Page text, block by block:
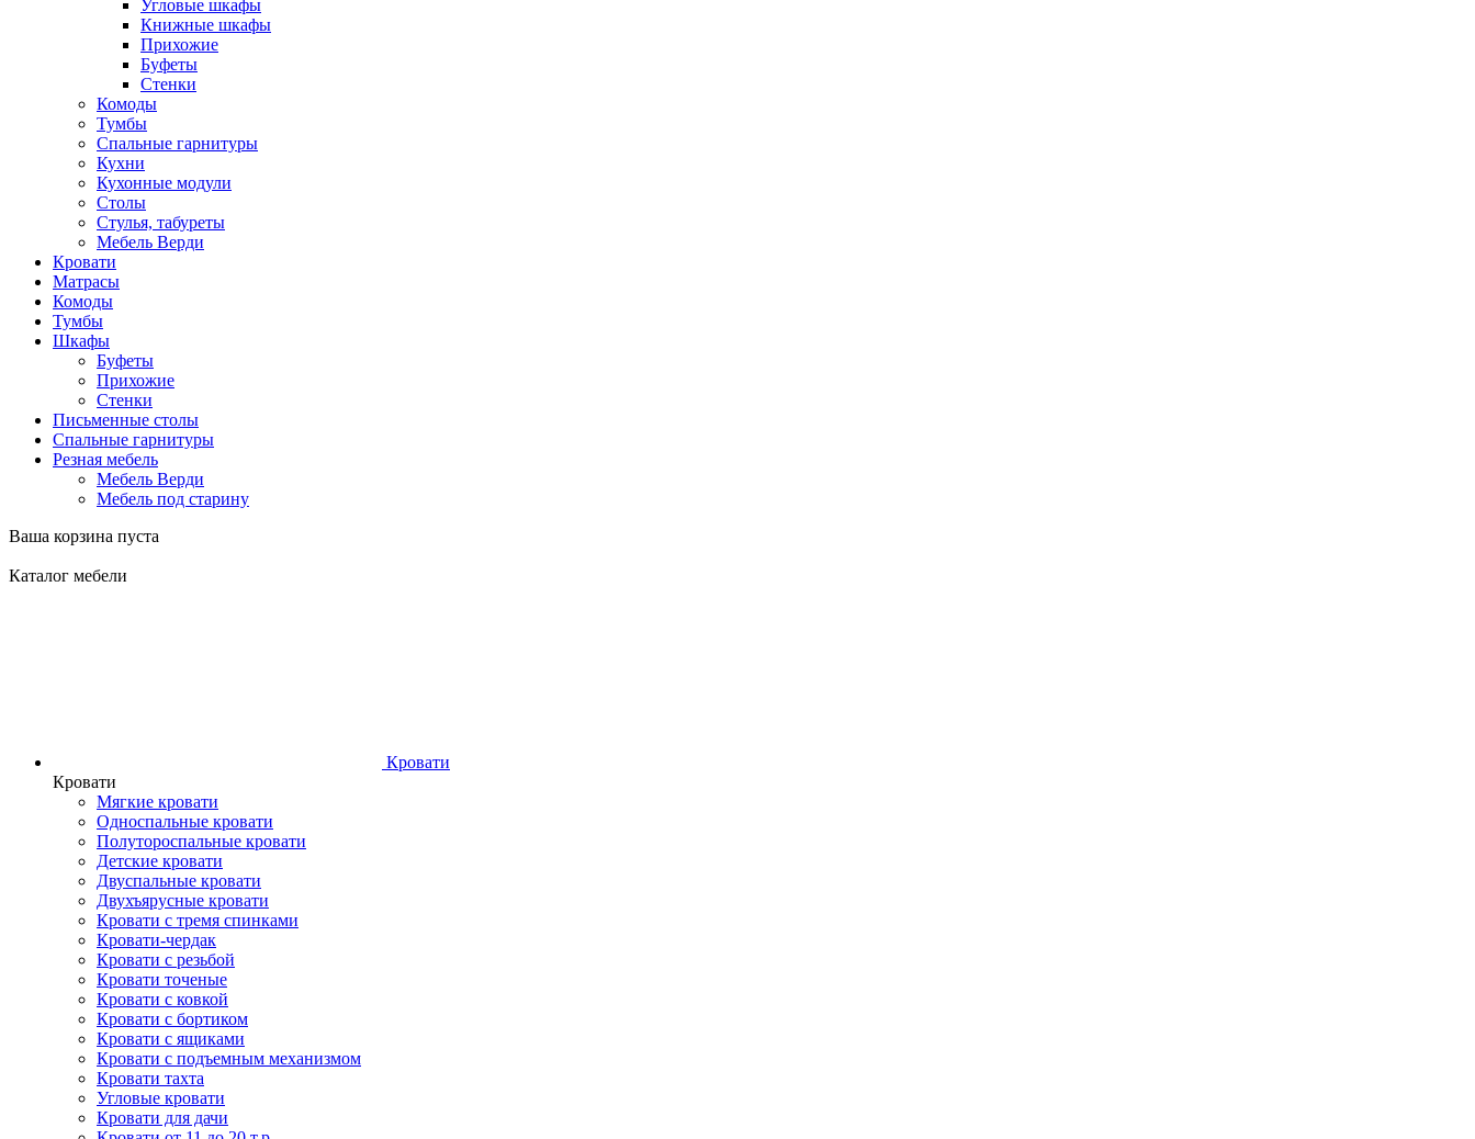
Угловые шкафы
Книжные шкафы
Прихожие
Буфеты
Стенки
Комоды
Тумбы
Спальные гарнитуры
Кухни
Кухонные модули
Столы
Стулья, табуреты
Мебель Верди
Кровати
Матрасы
Комоды
Тумбы
Шкафы
Буфеты
Прихожие
Стенки
Письменные столы
Спальные гарнитуры
Резная мебель
Мебель Верди
Мебель под старину
Ваша корзина пуста
Каталог мебели
Кровати
Кровати
Мягкие кровати
Односпальные кровати
Полутороспальные кровати
Детские кровати
Двуспальные кровати
Двухъярусные кровати
Кровати с тремя спинками
Кровати-чердак
Кровати с резьбой
Кровати точеные
Кровати с ковкой
Кровати с бортиком
Кровати с ящиками
Кровати с подъемным механизмом
Кровати тахта
Угловые кровати
Кровати для дачи